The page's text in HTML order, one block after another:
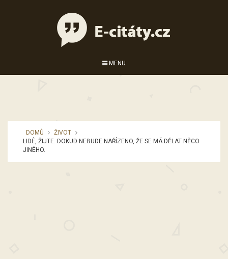
MENU
DOMŮ
ŽIVOT
LIDÉ, ŽIJTE. DOKUD NEBUDE NAŘÍZENO, ŽE SE MÁ DĚLAT NĚCO
JINÉHO.